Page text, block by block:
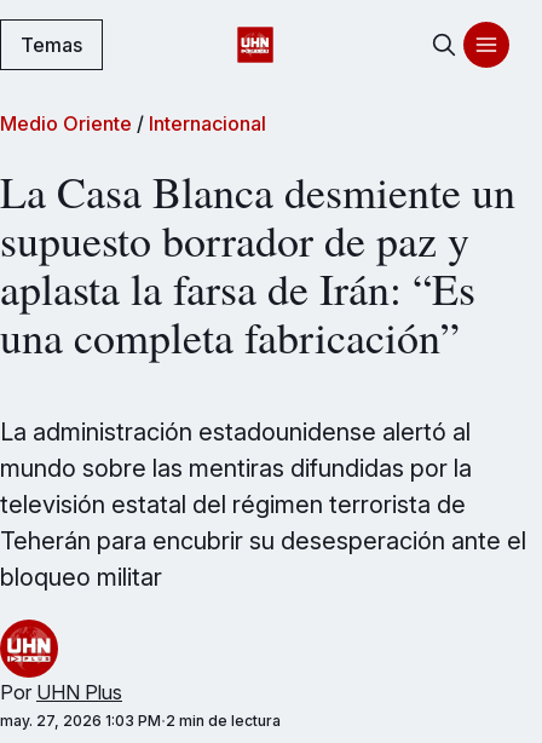
Temas
Medio Oriente / Internacional
La Casa Blanca desmiente un
supuesto borrador de paz y
aplasta la farsa de Irán: “Es
una completa fabricación”
La administración estadounidense alertó al
mundo sobre las mentiras difundidas por la
televisión estatal del régimen terrorista de
Teherán para encubrir su desesperación ante el
bloqueo militar
Por UHN Plus
may. 27, 2026 1:03 PM 2 min de lectura